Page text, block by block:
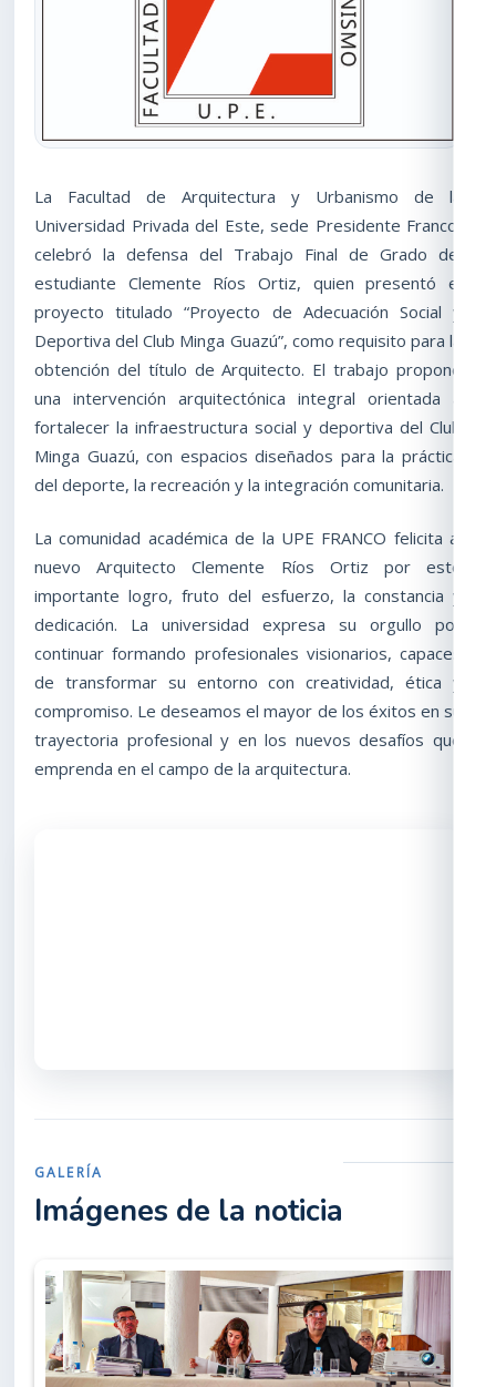
La Facultad de Arquitectura y Urbanismo de la
Universidad Privada del Este, sede Presidente Franco,
celebró la defensa del Trabajo Final de Grado del
estudiante Clemente Ríos Ortiz, quien presentó el
proyecto titulado “Proyecto de Adecuación Social y
Deportiva del Club Minga Guazú”, como requisito para la
obtención del título de Arquitecto. El trabajo propone
una intervención arquitectónica integral orientada a
fortalecer la infraestructura social y deportiva del Club
Minga Guazú, con espacios diseñados para la práctica
del deporte, la recreación y la integración comunitaria.
La comunidad académica de la UPE FRANCO felicita al
nuevo Arquitecto Clemente Ríos Ortiz por este
importante logro, fruto del esfuerzo, la constancia y
dedicación. La universidad expresa su orgullo por
continuar formando profesionales visionarios, capaces
de transformar su entorno con creatividad, ética y
compromiso. Le deseamos el mayor de los éxitos en su
trayectoria profesional y en los nuevos desafíos que
emprenda en el campo de la arquitectura.
GALERÍA
Imágenes de la noticia